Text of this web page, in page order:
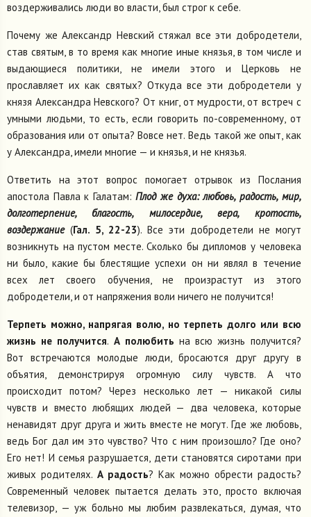
воздерживались люди во власти, был строг к себе.
Почему же Александр Невский стяжал все эти добродетели,
став святым, в то время как многие иные князья, в том числе и
выдающиеся политики, не имели этого и Церковь не
прославляет их как святых? Откуда все эти добродетели у
князя Александра Невского? От книг, от мудрости, от встреч с
умными людьми, то есть, если говорить по-современному, от
образования или от опыта? Вовсе нет. Ведь такой же опыт, как
у Александра, имели многие — и князья, и не князья.
Ответить на этот вопрос помогает отрывок из Послания
апостола Павла к Галатам:Плод же духа: любовь, радость, мир,
долготерпение, благость, милосердие, вера, кротость,
воздержание(Гал. 5, 22-23). Все эти добродетели не могут
возникнуть на пустом месте. Сколько бы дипломов у человека
ни было, какие бы блестящие успехи он ни являл в течение
всех лет своего обучения, не произрастут из этого
добродетели, и от напряжения воли ничего не получится!
Терпеть можно, напрягая волю, но терпеть долго или всю
жизнь не получится. А полюбить на всю жизнь получится?
Вот встречаются молодые люди, бросаются друг другу в
объятия, демонстрируя огромную силу чувств. А что
происходит потом? Через несколько лет — никакой силы
чувств и вместо любящих людей — два человека, которые
ненавидят друг друга и жить вместе не могут. Где же любовь,
ведь Бог дал им это чувство? Что с ним произошло? Где оно?
Его нет! И семья разрушается, дети становятся сиротами при
живых родителях. А радость? Как можно обрести радость?
Современный человек пытается делать это, просто включая
телевизор, — уж больно мы любим развлекаться, думая, что